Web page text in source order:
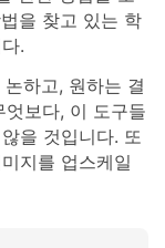
을 찾고 있는 학
.
논하고, 원하는 결
보다, 이 도구들
을 것입니다. 또
지를 업스케일